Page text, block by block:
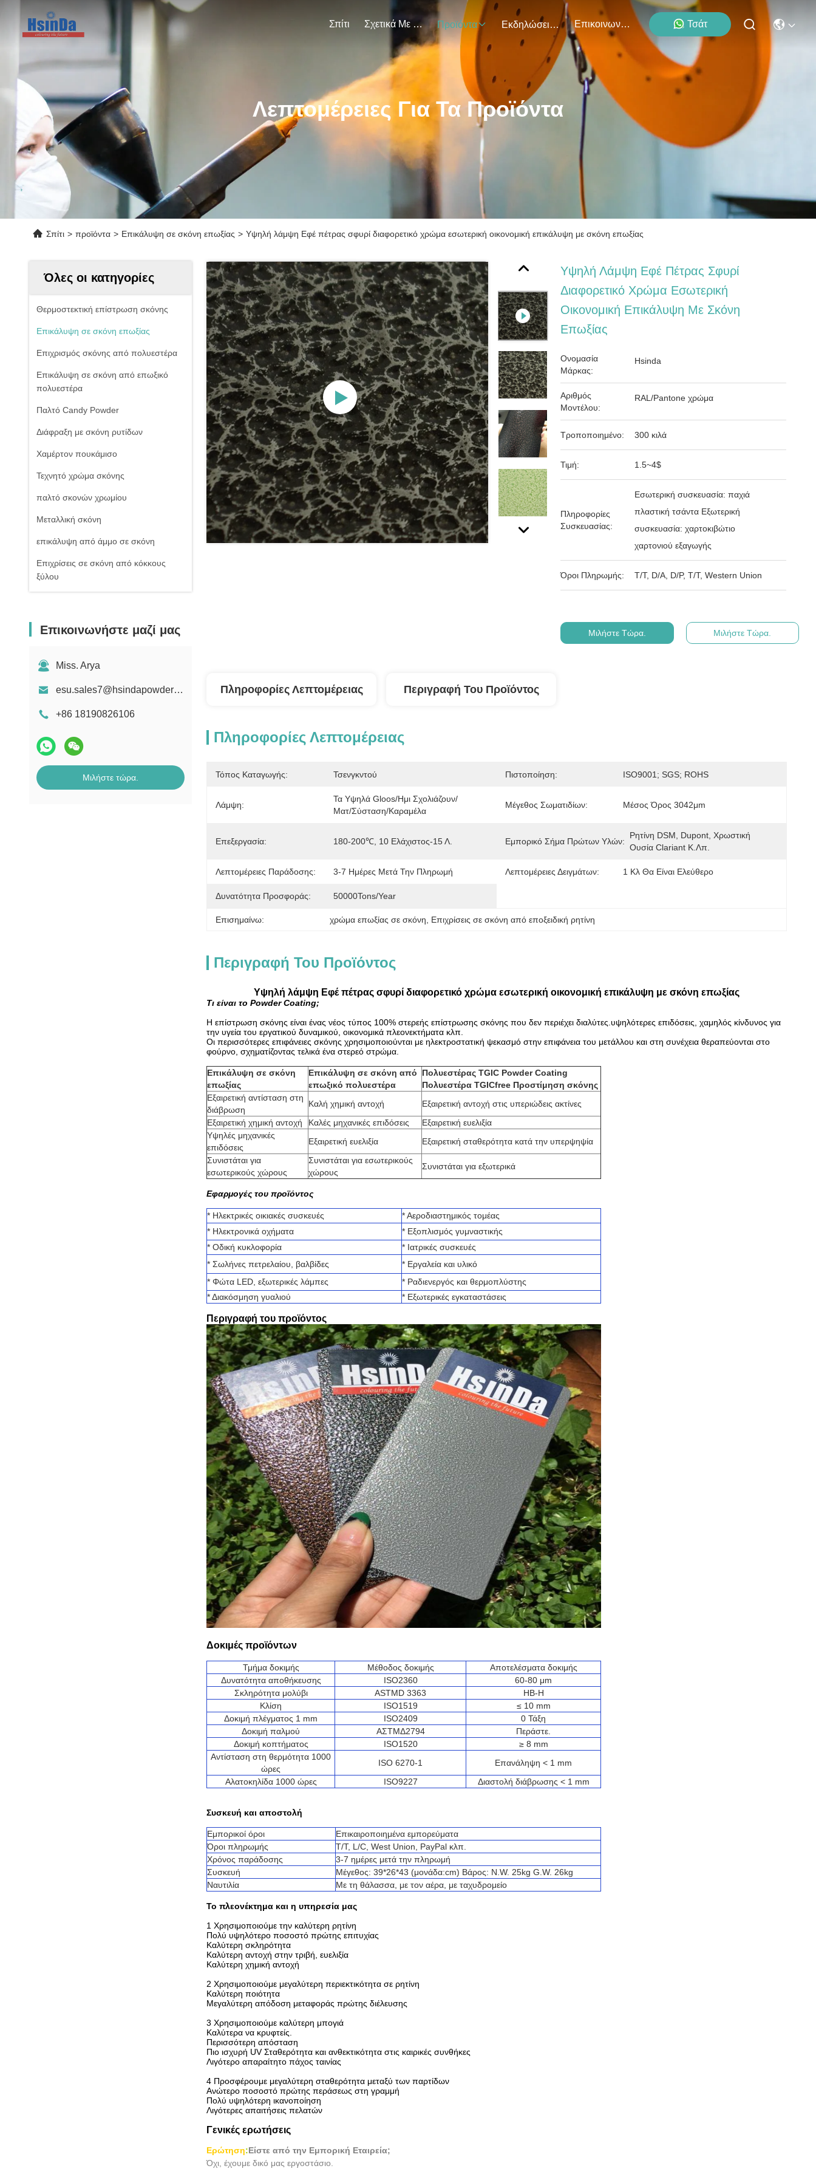
Σπίτι Σχετικά Με Εμάς Προϊόντα Εκδηλώσεις Επικοινωνήστε Μαζί Μας Τσάτ
Λεπτομέρειες Για Τα Προϊόντα
Σπίτι > προϊόντα > Επικάλυψη σε σκόνη επωξίας > Υψηλή λάμψη Εφέ πέτρας σφυρί διαφορετικό χρώμα εσωτερική οικονομική επικάλυψη με σκόνη επωξίας
Όλες οι κατηγορίες
Θερμοστεκτική επίστρωση σκόνης
Επικάλυψη σε σκόνη επωξίας
Επιχρισμός σκόνης από πολυεστέρα
Επικάλυψη σε σκόνη από επωξικό
πολυεστέρα
Παλτό Candy Powder
Διάφραξη με σκόνη ρυτίδων
Χαμέρτον πουκάμισο
Τεχνητό χρώμα σκόνης
παλτό σκονών χρωμίου
Μεταλλική σκόνη
επικάλυψη από άμμο σε σκόνη
Επιχρίσεις σε σκόνη από κόκκους
ξύλου
Επικοινωνήστε μαζί μας
Miss. Arya
esu.sales7@hsindapowdercoating.com
+86 18190826106
Μιλήστε τώρα.
Υψηλή Λάμψη Εφέ Πέτρας Σφυρί
Διαφορετικό Χρώμα Εσωτερική
Οικονομική Επικάλυψη Με Σκόνη
Επωξίας
Ονομασία
Μάρκας:
Hsinda
Αριθμός
Μοντέλου:
RAL/Pantone χρώμα
Τροποποιημένο: 300 κιλά
Τιμή: 1.5~4$
Πληροφορίες
Συσκευασίας:
Εσωτερική συσκευασία: παχιά
πλαστική τσάντα Εξωτερική
συσκευασία: χαρτοκιβώτιο
χαρτονιού εξαγωγής
Όροι Πληρωμής: T/T, D/A, D/P, T/T, Western Union
Μιλήστε Τώρα. Μιλήστε Τώρα.
Πληροφορίες Λεπτομέρειας Περιγραφή Του Προϊόντος
Πληροφορίες Λεπτομέρειας
Τόπος Καταγωγής: Τσενγκντού Πιστοποίηση: ISO9001; SGS; ROHS
Λάμψη:
Τα Υψηλά Gloos/ημι Σχολιάζουν/
Ματ/σύσταση/καραμέλα
Μέγεθος Σωματιδίων: Μέσος Όρος 3042μm
Επεξεργασία: 180-200℃, 10 Ελάχιστος-15 Λ. Εμπορικό Σήμα Πρώτων Υλών:
Ρητίνη DSM, Dupont, Χρωστική
Ουσία Clariant Κ.λπ.
Λεπτομέρειες Παράδοσης: 3-7 Ημέρες Μετά Την Πληρωμή Λεπτομέρειες Δειγμάτων: 1 Κλ Θα Είναι Ελεύθερο
Δυνατότητα Προσφοράς: 50000Tons/Year
Επισημαίνω: χρώμα επωξίας σε σκόνη Επιχρίσεις σε σκόνη από εποξειδική ρητίνη
Περιγραφή Του Προϊόντος
Υψηλή λάμψη Εφέ πέτρας σφυρί διαφορετικό χρώμα εσωτερική οικονομική επικάλυψη με σκόνη επωξίας
Τι είναι το Powder Coating;
Η επίστρωση σκόνης είναι ένας νέος τύπος 100% στερεής επίστρωσης σκόνης που δεν περιέχει διαλύτες.υψηλότερες επιδόσεις, χαμηλός κίνδυνος για
την υγεία του εργατικού δυναμικού, οικονομικά πλεονεκτήματα κλπ.
Οι περισσότερες επιφάνειες σκόνης χρησιμοποιούνται με ηλεκτροστατική ψεκασμό στην επιφάνεια του μετάλλου και στη συνέχεια θεραπεύονται στο
φούρνο, σχηματίζοντας τελικά ένα στερεό στρώμα.
Επικάλυψη σε σκόνη
επωξίας
Επικάλυψη σε σκόνη από
επωξικό πολυεστέρα
Πολυεστέρας TGIC Powder Coating
Πολυεστέρα TGICfree Προστίμηση σκόνης
Εξαιρετική αντίσταση στη
διάβρωση
Καλή χημική αντοχή
Εξαιρετική αντοχή στις υπεριώδεις ακτίνες
Εξαιρετική χημική αντοχή
Καλές μηχανικές επιδόσεις
Εξαιρετική ευελιξία
Υψηλές μηχανικές
επιδόσεις
Εξαιρετική ευελιξία
Εξαιρετική σταθερότητα κατά την υπερψηψία
Συνιστάται για
εσωτερικούς χώρους
Συνιστάται για εσωτερικούς
χώρους
Συνιστάται για εξωτερικά
Εφαρμογές του προϊόντος
* Ηλεκτρικές οικιακές συσκευές
* Αεροδιαστημικός τομέας
* Ηλεκτρονικά οχήματα
* Εξοπλισμός γυμναστικής
* Οδική κυκλοφορία
* Ιατρικές συσκευές
* Σωλήνες πετρελαίου, βαλβίδες
* Εργαλεία και υλικό
* Φώτα LED, εξωτερικές λάμπες
* Ραδιενεργός και θερμοπλύστης
* Διακόσμηση γυαλιού
* Εξωτερικές εγκαταστάσεις
Περιγραφή του προϊόντος
Δοκιμές προϊόντων
Τμήμα δοκιμής Μέθοδος δοκιμής
Αποτελέσματα δοκιμής
Δυνατότητα αποθήκευσης
ISO2360
60-80 μm
Σκληρότητα μολύβι
ASTMD 3363
HB-H
Κλίση
ISO1519
≤ 10 mm
Δοκιμή πλέγματος 1 mm
ISO2409
0 Τάξη
Δοκιμή παλμού
ΑΣTMΔ2794
Περάστε.
Δοκιμή κοπτήματος
ISO1520
≥ 8 mm
Αντίσταση στη θερμότητα 1000
ώρες
ISO 6270-1
Επανάληψη < 1 mm
Αλατοκηλίδα 1000 ώρες
ISO9227 Διαστολή διάβρωσης < 1 mm
Συσκευή και αποστολή
Εμπορικοί όροι
Επικαιροποιημένα εμπορεύματα
Όροι πληρωμής
T/T, L/C, West Union, PayPal κλπ.
Χρόνος παράδοσης
3-7 ημέρες μετά την πληρωμή
Συσκευή
Μέγεθος: 39*26*43 (μονάδα:cm) Βάρος: N.W. 25kg G.W. 26kg
Ναυτιλία
Με τη θάλασσα, με τον αέρα, με ταχυδρομείο
Το πλεονέκτημα και η υπηρεσία μας
1 Χρησιμοποιούμε την καλύτερη ρητίνη
Πολύ υψηλότερο ποσοστό πρώτης επιτυχίας
Καλύτερη σκληρότητα
Καλύτερη αντοχή στην τριβή, ευελιξία
Καλύτερη χημική αντοχή
2 Χρησιμοποιούμε μεγαλύτερη περιεκτικότητα σε ρητίνη
Καλύτερη ποιότητα
Μεγαλύτερη απόδοση μεταφοράς πρώτης διέλευσης
3 Χρησιμοποιούμε καλύτερη μπογιά
Καλύτερα να κρυφτείς.
Περισσότερη απόσταση
Πιο ισχυρή UV Σταθερότητα και ανθεκτικότητα στις καιρικές συνθήκες
Λιγότερο απαραίτητο πάχος ταινίας
4 Προσφέρουμε μεγαλύτερη σταθερότητα μεταξύ των παρτίδων
Ανώτερο ποσοστό πρώτης περάσεως στη γραμμή
Πολύ υψηλότερη ικανοποίηση
Λιγότερες απαιτήσεις πελατών
Γενικές ερωτήσεις
Ερώτηση:Είστε από την Εμπορική Εταιρεία;
Όχι, έχουμε δικό μας εργοστάσιο.